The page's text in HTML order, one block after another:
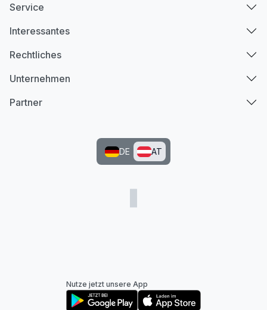
Service
Interessantes
Rechtliches
Unternehmen
Partner
DE AT
Nutze jetzt unsere App